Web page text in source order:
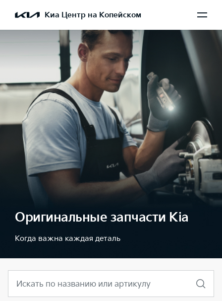
Киа Центр на Копейском
Оригинальные запчасти Kia
Когда важна каждая деталь
Искать по названию или артикулу